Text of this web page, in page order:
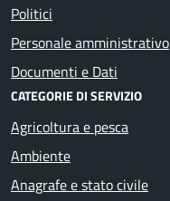
Politici
Personale amministrativo
Documenti e Dati
CATEGORIE DI SERVIZIO
Agricoltura e pesca
Ambiente
Anagrafe e stato civile